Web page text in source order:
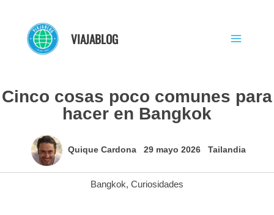
contenido
VIAJABLOG
Cinco cosas poco comunes para
hacer en Bangkok
Quique Cardona 29 mayo 2026 Tailandia
Bangkok, Curiosidades